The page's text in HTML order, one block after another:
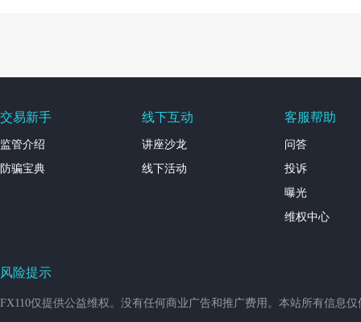
交易新手
监管介绍
防骗宝典
线下互动
讲座沙龙
线下活动
客服帮助
问答
投诉
曝光
维权中心
风险提示
FX110仅提供公益维权。没有任何商业广告和推广费用。本站所有信息